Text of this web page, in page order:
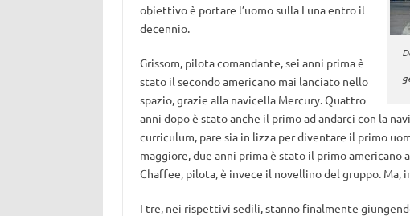
obiettivo è portare l’uomo sulla Luna entro il
decennio.
Grissom, pilota comandante, sei anni prima è
stato il secondo americano mai lanciato nello
spazio, grazie alla navicella Mercury. Quattro
anni dopo è stato anche il primo ad andarci con la
curriculum, pare sia in lizza per diventare il primo
maggiore, due anni prima è stato il primo americano
Chaffee, pilota, è invece il novellino del gruppo.
I tre, nei rispettivi sedili, stanno finalmente